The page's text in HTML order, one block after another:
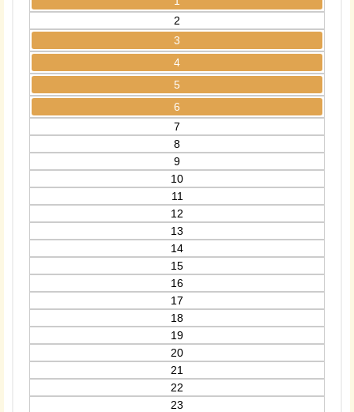
2
3
4
5
6
7
8
9
10
11
12
13
14
15
16
17
18
19
20
21
22
23